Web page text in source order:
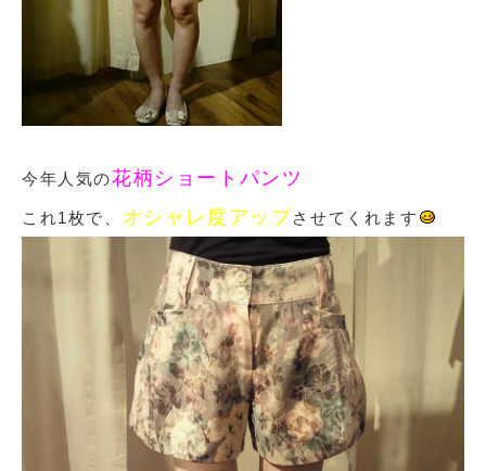
今年人気の花柄ショートパンツ
これ1枚で、 オシャレ度アップさせてくれます